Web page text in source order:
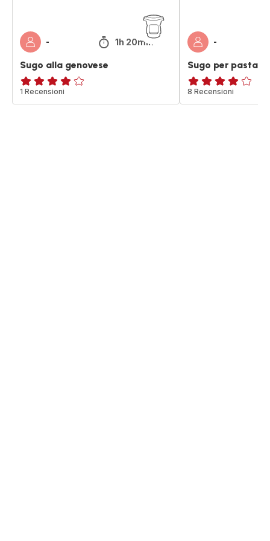
- 1h 20min
Sugo alla genovese
Recensione
di
1 Recensioni
-
Sugo per pasta
ratings.4.1
8 Recensioni